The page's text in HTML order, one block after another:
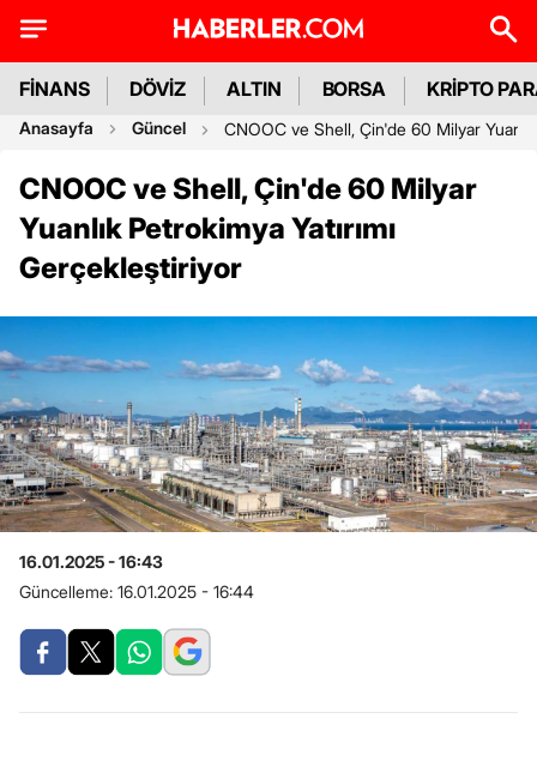
FİNANS DÖVİZ ALTIN BORSA KRİPTO
Anasayfa Güncel CNOOC ve Shell, Çin'de 60 Milyar
CNOOC ve Shell, Çin'de 60 Milyar
Yuanlık Petrokimya Yatırımı
Gerçekleştiriyor
16.01.2025 - 16:43
Güncelleme: 16.01.2025 - 16:44